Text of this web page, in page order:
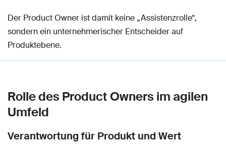
Der Product Owner ist damit keine „Assistenzrolle“,
sondern ein unternehmerischer Entscheider auf
Produktebene.
Rolle des Product Owners im agilen
Umfeld
Verantwortung für Produkt und Wert